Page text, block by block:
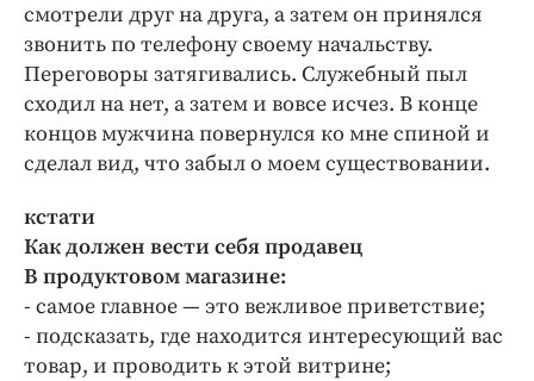
смотрели друг на друга, а затем он принялся
звонить по телефону своему начальству.
Переговоры затягивались. Служебный пыл
сходил на нет, а затем и вовсе исчез. В конце
концов мужчина повернулся ко мне спиной и
сделал вид, что забыл о моем существовании.
кстати
Как должен вести себя продавец
В продуктовом магазине:
- самое главное — это вежливое приветствие;
- подсказать, где находится интересующий вас
товар, и проводить к этой витрине;